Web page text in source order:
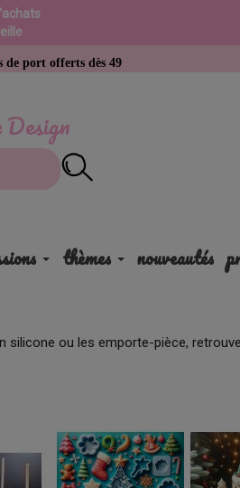
dès 49 € d’achat
thèmes nouveautés
silicone ou les emporte-pièce,